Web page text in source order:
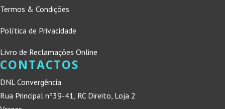
Termos & Condições
Política de Privacidade
Livro de Reclamações Online
CONTACTOS
DNL Convergência
Rua Principal nº39-41, RC Direito, Loja 2